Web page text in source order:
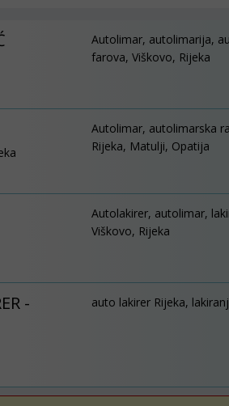
Autolimar, autolimarija,
farova, Viškovo, Rijeka
Autolimar, autolimarska
Rijeka, Matulji, Opatija
Autolakirer, autolimar,
Viškovo, Rijeka
-
auto lakirer Rijeka,